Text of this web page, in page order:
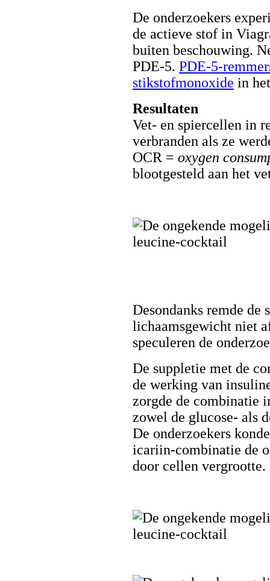
De onderzoekers
de actieve stof in
buiten beschouwing.
PDE-5. PDE-5-
stikstofmonoxide in
Resultaten
Vet- en spiercellen in
verbranden als ze
OCR = oxygen
blootgesteld aan het
Desondanks remde de
lichaamsgewicht niet
speculeren de
De suppletie met de
de werking van
zorgde de combinatie
zowel de glucose- als
De onderzoekers
icariin-combinatie de
door cellen vergrootte.